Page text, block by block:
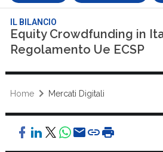
IL BILANCIO
Equity Crowdfunding in
Regolamento Ue ECSP
Home Mercati Digitali